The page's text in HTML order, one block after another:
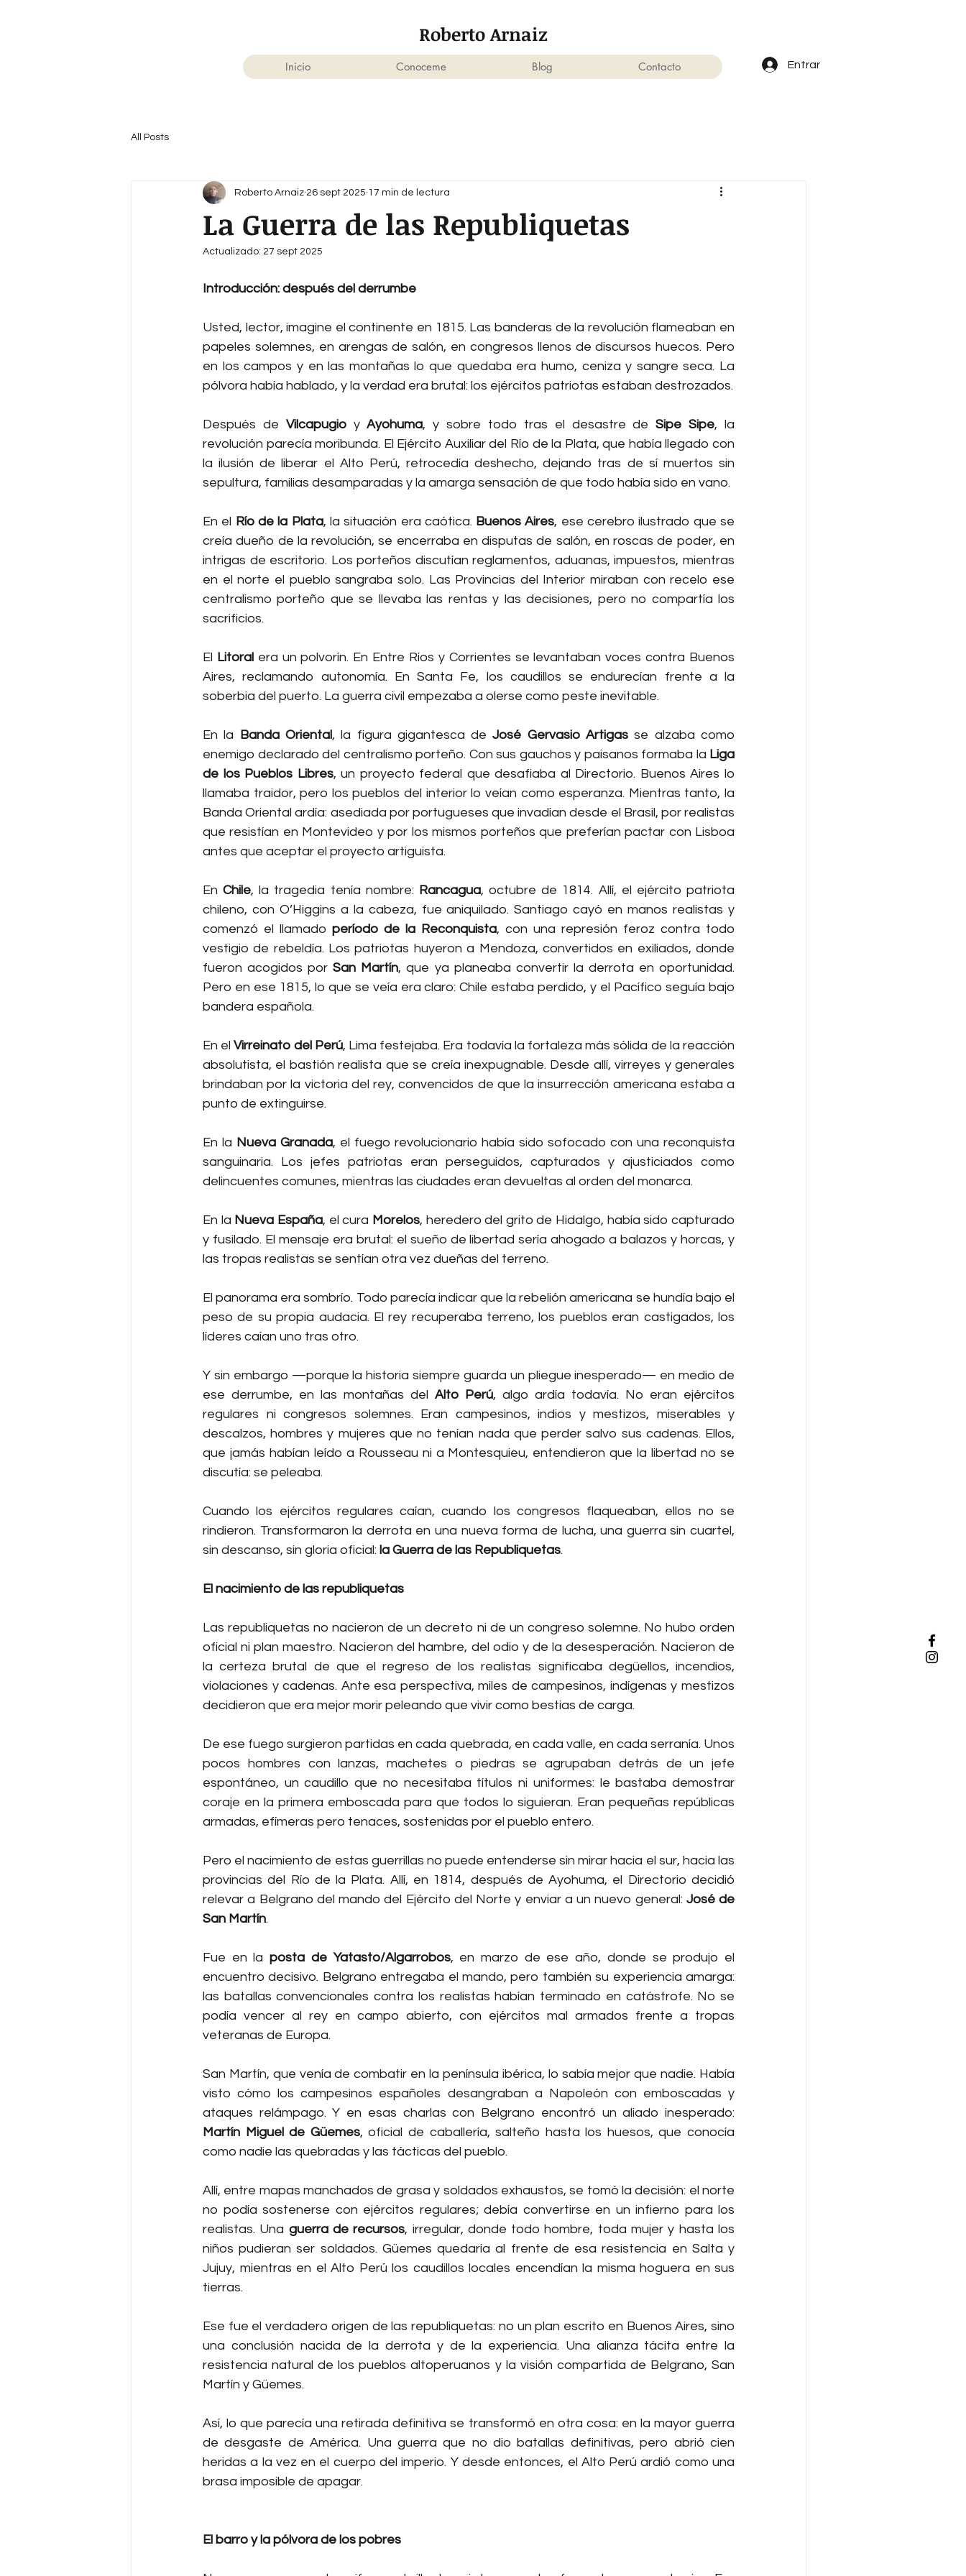
Roberto Arnaiz
Inicio Conoceme Blog Contacto Entrar
All Posts
La Guerra de las Republiquetas
Roberto Arnaiz 26 sept 2025 17 min de lectura
Actualizado: 27 sept 2025
Introducción: después del derrumbe
Usted, lector, imagine el continente en 1815. Las banderas de la revolución flameaban en
papeles solemnes, en arengas de salón, en congresos llenos de discursos huecos. Pero
en los campos y en las montañas lo que quedaba era humo, ceniza y sangre seca. La
pólvora había hablado, y la verdad era brutal: los ejércitos patriotas estaban destrozados.
Después de Vilcapugio y Ayohuma, y sobre todo tras el desastre de Sipe Sipe, la
revolución parecía moribunda. El Ejército Auxiliar del Río de la Plata, que había llegado con
la ilusión de liberar el Alto Perú, retrocedía deshecho, dejando tras de sí muertos sin
sepultura, familias desamparadas y la amarga sensación de que todo había sido en vano.
En el Río de la Plata, la situación era caótica. Buenos Aires, ese cerebro ilustrado que se
creía dueño de la revolución, se encerraba en disputas de salón, en roscas de poder, en
intrigas de escritorio. Los porteños discutían reglamentos, aduanas, impuestos, mientras
en el norte el pueblo sangraba solo. Las Provincias del Interior miraban con recelo ese
centralismo porteño que se llevaba las rentas y las decisiones, pero no compartía los
sacrificios.
El Litoral era un polvorín. En Entre Ríos y Corrientes se levantaban voces contra Buenos
Aires, reclamando autonomía. En Santa Fe, los caudillos se endurecían frente a la
soberbia del puerto. La guerra civil empezaba a olerse como peste inevitable.
En la Banda Oriental, la figura gigantesca de José Gervasio Artigas se alzaba como
enemigo declarado del centralismo porteño. Con sus gauchos y paisanos formaba la Liga
de los Pueblos Libres, un proyecto federal que desafiaba al Directorio. Buenos Aires lo
llamaba traidor, pero los pueblos del interior lo veían como esperanza. Mientras tanto, la
Banda Oriental ardía: asediada por portugueses que invadían desde el Brasil, por realistas
que resistían en Montevideo y por los mismos porteños que preferían pactar con Lisboa
antes que aceptar el proyecto artiguista.
En Chile, la tragedia tenía nombre: Rancagua, octubre de 1814. Allí, el ejército patriota
chileno, con O’Higgins a la cabeza, fue aniquilado. Santiago cayó en manos realistas y
comenzó el llamado período de la Reconquista, con una represión feroz contra todo
vestigio de rebeldía. Los patriotas huyeron a Mendoza, convertidos en exiliados, donde
fueron acogidos por San Martín, que ya planeaba convertir la derrota en oportunidad.
Pero en ese 1815, lo que se veía era claro: Chile estaba perdido, y el Pacífico seguía bajo
bandera española.
En el Virreinato del Perú, Lima festejaba. Era todavía la fortaleza más sólida de la reacción
absolutista, el bastión realista que se creía inexpugnable. Desde allí, virreyes y generales
brindaban por la victoria del rey, convencidos de que la insurrección americana estaba a
punto de extinguirse.
En la Nueva Granada, el fuego revolucionario había sido sofocado con una reconquista
sanguinaria. Los jefes patriotas eran perseguidos, capturados y ajusticiados como
delincuentes comunes, mientras las ciudades eran devueltas al orden del monarca.
En la Nueva España, el cura Morelos, heredero del grito de Hidalgo, había sido capturado
y fusilado. El mensaje era brutal: el sueño de libertad sería ahogado a balazos y horcas, y
las tropas realistas se sentían otra vez dueñas del terreno.
El panorama era sombrío. Todo parecía indicar que la rebelión americana se hundía bajo el
peso de su propia audacia. El rey recuperaba terreno, los pueblos eran castigados, los
líderes caían uno tras otro.
Y sin embargo —porque la historia siempre guarda un pliegue inesperado— en medio de
ese derrumbe, en las montañas del Alto Perú, algo ardía todavía. No eran ejércitos
regulares ni congresos solemnes. Eran campesinos, indios y mestizos, miserables y
descalzos, hombres y mujeres que no tenían nada que perder salvo sus cadenas. Ellos,
que jamás habían leído a Rousseau ni a Montesquieu, entendieron que la libertad no se
discutía: se peleaba.
Cuando los ejércitos regulares caían, cuando los congresos flaqueaban, ellos no se
rindieron. Transformaron la derrota en una nueva forma de lucha, una guerra sin cuartel,
sin descanso, sin gloria oficial: la Guerra de las Republiquetas.
El nacimiento de las republiquetas
Las republiquetas no nacieron de un decreto ni de un congreso solemne. No hubo orden
oficial ni plan maestro. Nacieron del hambre, del odio y de la desesperación. Nacieron de
la certeza brutal de que el regreso de los realistas significaba degüellos, incendios,
violaciones y cadenas. Ante esa perspectiva, miles de campesinos, indígenas y mestizos
decidieron que era mejor morir peleando que vivir como bestias de carga.
De ese fuego surgieron partidas en cada quebrada, en cada valle, en cada serranía. Unos
pocos hombres con lanzas, machetes o piedras se agrupaban detrás de un jefe
espontáneo, un caudillo que no necesitaba títulos ni uniformes: le bastaba demostrar
coraje en la primera emboscada para que todos lo siguieran. Eran pequeñas repúblicas
armadas, efímeras pero tenaces, sostenidas por el pueblo entero.
Pero el nacimiento de estas guerrillas no puede entenderse sin mirar hacia el sur, hacia las
provincias del Río de la Plata. Allí, en 1814, después de Ayohuma, el Directorio decidió
relevar a Belgrano del mando del Ejército del Norte y enviar a un nuevo general: José de
San Martín.
Fue en la posta de Yatasto/Algarrobos, en marzo de ese año, donde se produjo el
encuentro decisivo. Belgrano entregaba el mando, pero también su experiencia amarga:
las batallas convencionales contra los realistas habían terminado en catástrofe. No se
podía vencer al rey en campo abierto, con ejércitos mal armados frente a tropas
veteranas de Europa.
San Martín, que venía de combatir en la península ibérica, lo sabía mejor que nadie. Había
visto cómo los campesinos españoles desangraban a Napoleón con emboscadas y
Martín Miguel de Güemes, oficial de caballería, salteño hasta los huesos, que conocía
como nadie las quebradas y las tácticas del pueblo.
Allí, entre mapas manchados de grasa y soldados exhaustos, se tomó la decisión: el norte
no podía sostenerse con ejércitos regulares; debía convertirse en un infierno para los
realistas. Una guerra de recursos, irregular, donde todo hombre, toda mujer y hasta los
niños pudieran ser soldados. Güemes quedaría al frente de esa resistencia en Salta y
Jujuy, mientras en el Alto Perú los caudillos locales encendían la misma hoguera en sus
tierras.
Ese fue el verdadero origen de las republiquetas: no un plan escrito en Buenos Aires, sino
una conclusión nacida de la derrota y de la experiencia. Una alianza tácita entre la
resistencia natural de los pueblos altoperuanos y la visión compartida de Belgrano, San
Martín y Güemes.
Así, lo que parecía una retirada definitiva se transformó en otra cosa: en la mayor guerra
de desgaste de América. Una guerra que no dio batallas definitivas, pero abrió cien
heridas a la vez en el cuerpo del imperio. Y desde entonces, el Alto Perú ardió como una
brasa imposible de apagar.
El barro y la pólvora de los pobres